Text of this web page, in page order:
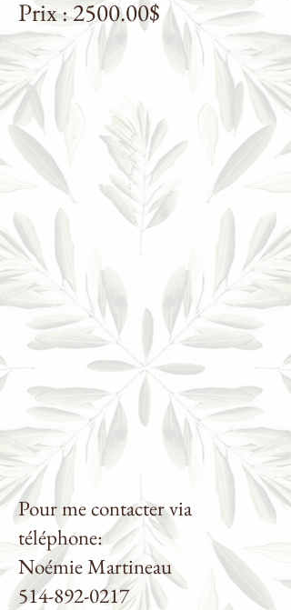
Prix : 2500.00$
Pour me contacter via
téléphone:
Noémie Martineau
514-892-0217